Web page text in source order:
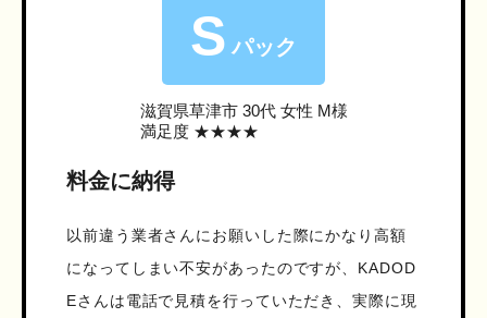
S パック
滋賀県草津市30代 女性 M様
満足度 ★★★★
料金に納得
以前違う業者さんにお願いした際にかなり高額
になってしまい不安があったのですが、KADOD
Eさんは電話で見積を行っていただき、実際に現